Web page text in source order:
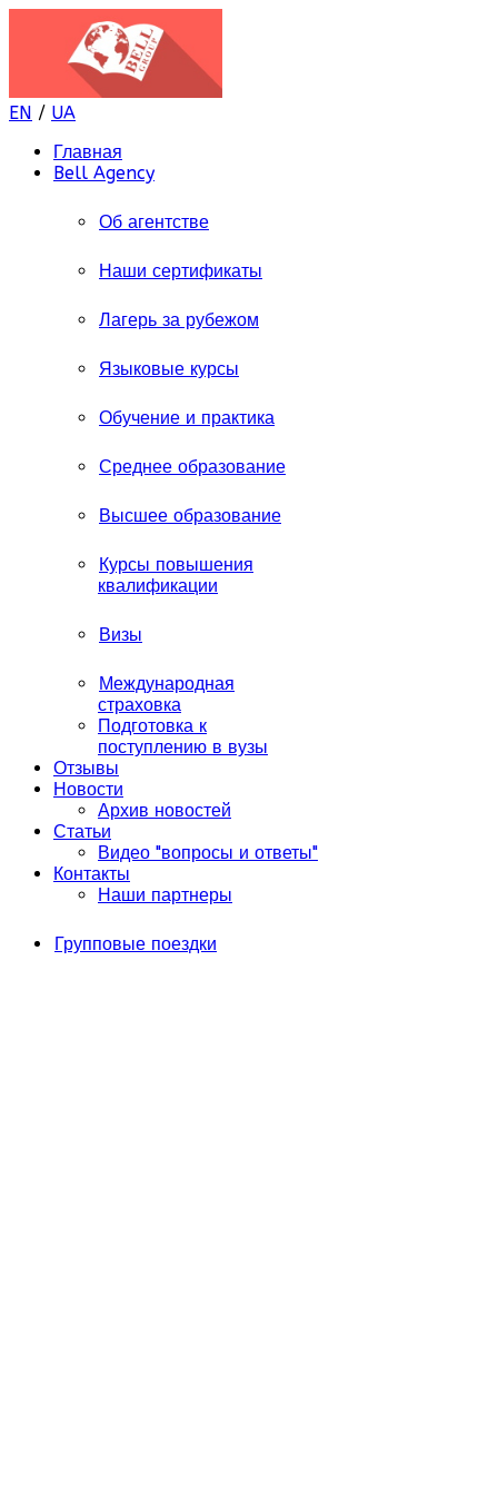
EN / UA
Главная
Bell Agency
Об агентстве
Наши сертификаты
Лагерь за рубежом
Языковые курсы
Обучение и практика
Среднее образование
Высшее образование
Курсы повышения
квалификации
Визы
Международная
страховка
Подготовка к
поступлению в вузы
Отзывы
Новости
Архив новостей
Статьи
Видео "вопросы и ответы"
Контакты
Наши партнеры
Групповые поездки